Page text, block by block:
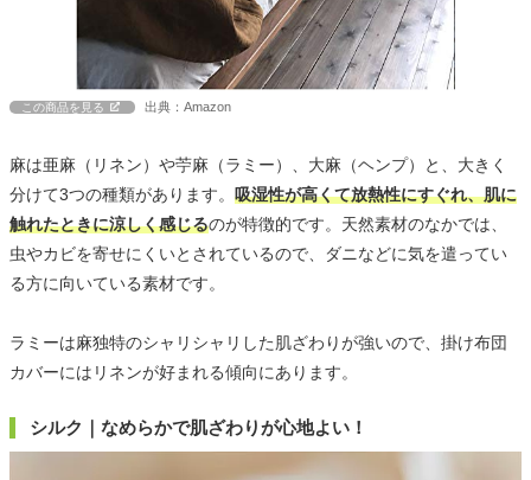
この商品を見る 出典：Amazon
麻は亜麻（リネン）や苧麻（ラミー）、大麻（ヘンプ）と、大きく
分けて3つの種類があります。 吸湿性が高くて放熱性にすぐれ、肌に
触れたときに涼しく感じるのが特徴的です。天然素材のなかでは、
虫やカビを寄せにくいとされているので、ダニなどに気を遣ってい
る方に向いている素材です。
ラミーは麻独特のシャリシャリした肌ざわりが強いので、掛け布団
カバーにはリネンが好まれる傾向にあります。
シルク｜なめらかで肌ざわりが心地よい！